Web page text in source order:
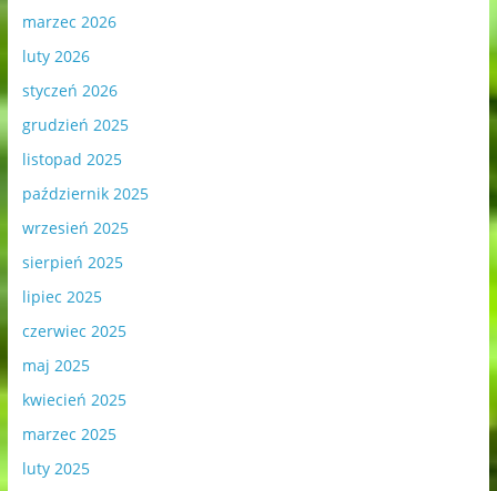
marzec 2026
luty 2026
styczeń 2026
grudzień 2025
listopad 2025
październik 2025
wrzesień 2025
sierpień 2025
lipiec 2025
czerwiec 2025
maj 2025
kwiecień 2025
marzec 2025
luty 2025